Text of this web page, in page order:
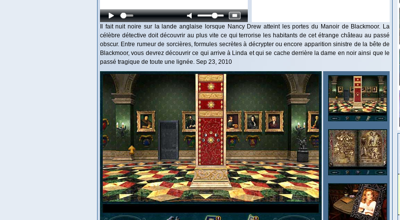
Il fait nuit noire sur la lande anglaise lorsque Nancy Drew atteint les portes du Manoir de Blackmoor. La
célèbre détective doit découvrir au plus vite ce qui terrorise les habitants de cet étrange château au passé
obscur. Entre rumeur de sorcières, formules secrètes à décrypter ou encore apparition sinistre de la bête de
Blackmoor, vous devrez découvrir ce qui arrive à Linda et qui se cache derrière la dame en noir ainsi que le
passé tragique de toute une lignée. Sep 23, 2010